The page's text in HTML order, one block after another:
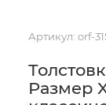
Артикул: orf-
Размер